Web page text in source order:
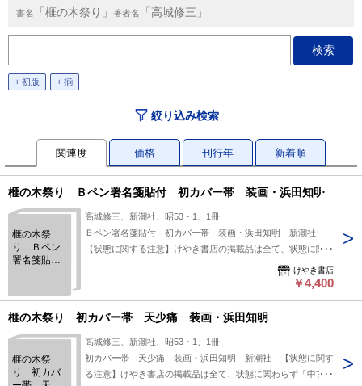
書名 「榧の木祭り」 著者名 「高城修三」
+ 初版 + 揃
絞り込み検索
関連度 価格 刊行年 新着順
榧の木祭り Ｂペン署名箋貼付 初カバー帯 装画・浜田知明
榧の木祭
り Ｂペン
署名箋貼
画・浜田知
明
高城修三、新潮社、昭53・1、1冊
Ｂペン署名箋貼付 初カバー帯 装画・浜田知明 新潮社
【状態に関する注意】けやき書店の掲載品は全て、状態に関わ
らず「中古品（並）」と表示されています。「日本の古本屋」
は６段階の「状態」表記が必須となりましたが、当店の扱う商
為、状態欄の「中古品（並）」という表現は考慮にいれないで
して下さい。状態表記の無いものは特に問題なく良好とお考え
下さい。:
けやき書店
￥4,400
榧の木祭り 初カバー帯 天少痛 装画・浜田知明
榧の木祭
り 初カバ
高城修三、新潮社、昭53・1、1冊
初カバー帯 天少痛 装画・浜田知明 新潮社 【状態に関す
る注意】けやき書店の掲載品は全て、状態に関わらず「中古品